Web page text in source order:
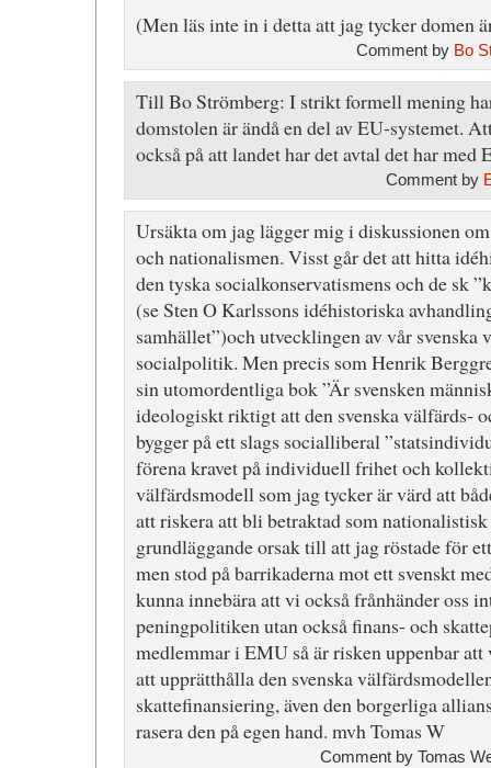
(Men läs inte in i detta att jag tycker domen
Comment by Bo
Till Bo Strömberg: I strikt formell mening
domstolen är ändå en del av EU-systemet.
också på att landet har det avtal det har med
Comment by
Ursäkta om jag lägger mig i diskussionen
och nationalismen. Visst går det att hitta
den tyska socialkonservatismens och de sk
(se Sten O Karlssons idéhistoriska
samhället”)och utvecklingen av vår svenska
socialpolitik. Men precis som Henrik
sin utomordentliga bok ”Är svensken
ideologiskt riktigt att den svenska välfärds-
bygger på ett slags socialliberal
förena kravet på individuell frihet och
välfärdsmodell som jag tycker är värd att
att riskera att bli betraktad som
grundläggande orsak till att jag röstade för
men stod på barrikaderna mot ett svenskt
kunna innebära att vi också frånhänder oss
peningpolitiken utan också finans- och
medlemmar i EMU så är risken uppenbar
att upprätthålla den svenska
skattefinansiering, även den borgerliga
rasera den på egen hand. mvh Tomas W
Comment by Tomas